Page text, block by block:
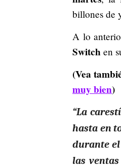
billones de
A lo
Switch en
(Vea
muy bien)
“La
hasta en
durante el
las